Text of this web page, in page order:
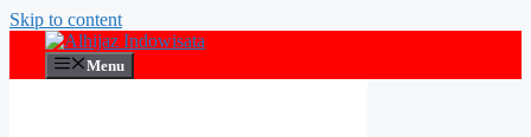
Skip to content
Menu